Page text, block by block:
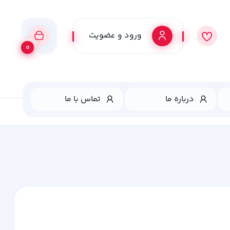
ورود و عضویت
0
درباره ما تماس با ما